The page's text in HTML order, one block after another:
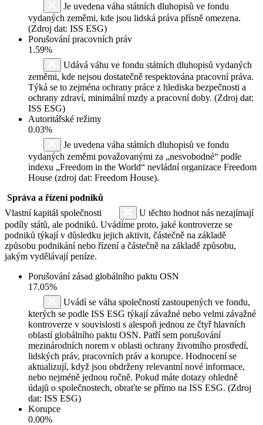
Je uvedena váha státních dluhopisů ve fondu
vydaných zeměmi, kde jsou lidská práva přísně omezena.
(Zdroj dat: ISS ESG)
Porušování pracovních práv
1.59%
Udává váhu ve fondu státních dluhopisů vydaných
zeměmi, kde nejsou dostatečně respektována pracovní práva.
Týká se to zejména ochrany práce z hlediska bezpečnosti a
ochrany zdraví, minimální mzdy a pracovní doby. (Zdroj dat:
ISS ESG)
Autoritářské režimy
0.03%
Je uvedena váha státních dluhopisů ve fondu
vydaných zeměmi považovanými za „nesvobodné“ podle
indexu „Freedom in the World“ nevládní organizace Freedom
House (zdroj dat: Freedom House).
Správa a řízení podniků
Vlastní kapitál společnosti
U těchto hodnot nás nezajímají
podíly států, ale podniků. Uvádíme proto, jaké kontroverze se
podniků týkají v důsledku jejich aktivit, částečně na základě
způsobu podnikání nebo řízení a částečně na základě způsobu,
jakým vydělávají peníze.
Porušování zásad globálního paktu OSN
17.05%
Uvádí se váha společností zastoupených ve fondu,
kterých se podle ISS ESG týkají závažné nebo velmi závažné
kontroverze v souvislosti s alespoň jednou ze čtyř hlavních
oblastí globálního paktu OSN. Patří sem porušování
mezinárodních norem v oblasti ochrany životního prostředí,
lidských práv, pracovních práv a korupce. Hodnocení se
aktualizují, když jsou obdrženy relevantní nové informace,
nebo nejméně jednou ročně. Pokud máte dotazy ohledně
údajů o společnostech, obraťte se přímo na ISS ESG. (Zdroj
dat: ISS ESG)
Korupce
0.00%